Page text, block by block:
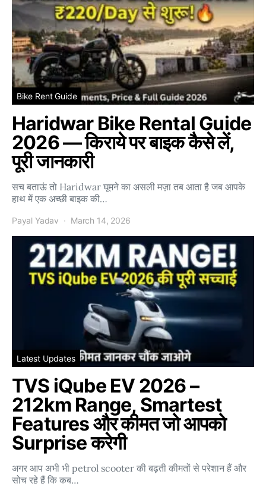
Bike Rent Guide
Haridwar Bike Rental Guide
2026 — किराये पर बाइक कैसे लें,
पूरी जानकारी
सच बताऊं तो Haridwar घूमने का असली मज़ा तब आता है जब आपके
हाथ में एक अच्छी बाइक की…
Payal Yadav March 14, 2026
Latest Updates
TVS iQube EV 2026 –
212km Range, Smartest
Features और कीमत जो आपको
Surprise करेगी
अगर आप अभी भी petrol scooter की बढ़ती कीमतों से परेशान हैं और
सोच रहे हैं कि कब…